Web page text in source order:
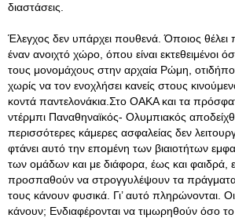
διαστάσεις.
Έλεγχος δεν υπάρχει πουθενά. Όποιος
έναν ανοιχτό χώρο, όπου είναι εκτεθειμένοι
τους μονομάχους στην αρχαία Ρώμη,
χωρίς να τον ενοχλήσει κανείς στους
κοντά παντελονάκια.Στο ΟΑΚΑ και τα
ντέρμπι Παναθηναϊκός- Ολυμπιακός
περισσότερες κάμερες ασφαλείας δεν
φτάνει αυτό την επομένη των βιαιοτήτων
των ομάδων και με διάφορα, έως και φαιδρά,
προσπαθούν να στρογγυλέψουν τα
τους κάνουν φυσικά. Γι’ αυτό πληρώνονται.
κάνουν; Ενδιαφέρονται να τιμωρηθούν όσο το